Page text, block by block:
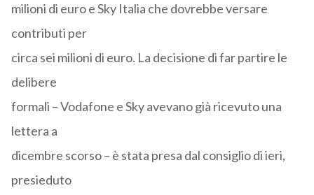
milioni di euro e Sky Italia che dovrebbe versare
contributi per
circa sei milioni di euro. La decisione di far partire le
delibere
formali – Vodafone e Sky avevano già ricevuto una
lettera a
dicembre scorso – è stata presa dal consiglio di ieri,
presieduto